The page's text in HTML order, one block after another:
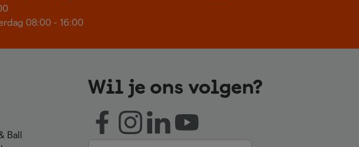
08:00 - 16:00
Ball
Wil je ons volgen?